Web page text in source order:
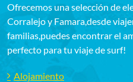
Ofrecemos una selección de
Corralejo y Famara,desde
familias,puedes encontrar el
perfecto para tu viaje de surf!
Alojamiento